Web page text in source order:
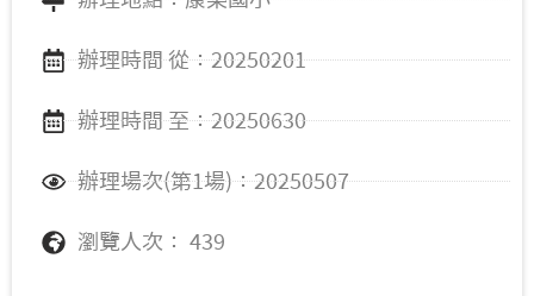
辦理時間 從：20250201
辦理時間 至：20250630
辦理場次(第1場)：20250507
瀏覽人次： 439